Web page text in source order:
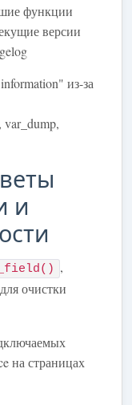
функции
версии
из-за
и
,
для очистки
на страницах